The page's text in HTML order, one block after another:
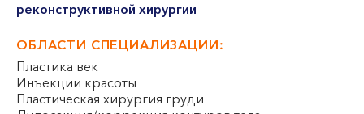
VI 09:00 - 15:00
Кретинга
ул. J. Basanavičiaus 80
реконструктивной хирургии
ОБЛАСТИ СПЕЦИАЛИЗАЦИИ:
Пластика век
Инъекции красоты
Пластическая хирургия груди